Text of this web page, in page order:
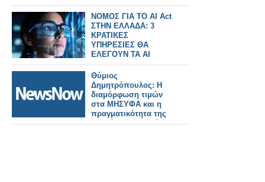
ΝΟΜΟΣ ΓΙΑ ΤΟ AI Act
ΣΤΗΝ ΕΛΛΑΔΑ: 3
ΚΡΑΤΙΚΕΣ
ΥΠΗΡΕΣΙΕΣ ΘΑ
ΕΛΕΓΟΥΝ ΤΑ AI
ΣΥΣΤΗΜΑΤΑ
Θύμιος
Δημητρόπουλος: Η
διαμόρφωση τιμών
στα ΜΗΣΥΦΑ και η
πραγματικότητα της
αγοράς στην Ελλάδα